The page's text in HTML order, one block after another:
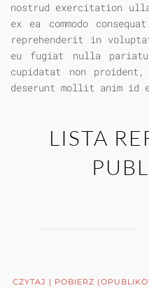
nostrud exercitation
ex ea commodo
reprehenderit in
eu fugiat nulla
cupidatat non
deserunt mollit anim id
LISTA
CZYTAJ | POBIERZ